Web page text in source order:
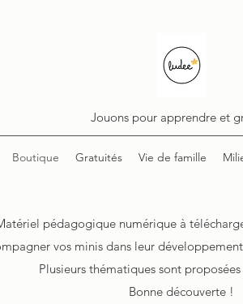
Jouons pour apprendre et
Boutique Gratuités Vie de famille
pédagogique numérique à
vos minis dans leur
Plusieurs thématiques sont
Bonne découverte !